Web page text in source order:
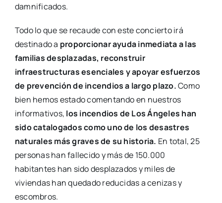
damnificados.
Todo lo que se recaude con este concierto irá
destinado a proporcionar ayuda inmediata a las
familias desplazadas, reconstruir
infraestructuras esenciales y apoyar esfuerzos
de prevención de incendios a largo plazo.Como
bien hemos estado comentando en nuestros
informativos, los incendios de Los Ángeles han
sido catalogados como uno de los desastres
naturales más graves de su historia. En total, 25
personas han fallecido y más de 150.000
habitantes han sido desplazados y miles de
viviendas han quedado reducidas a cenizas y
escombros.